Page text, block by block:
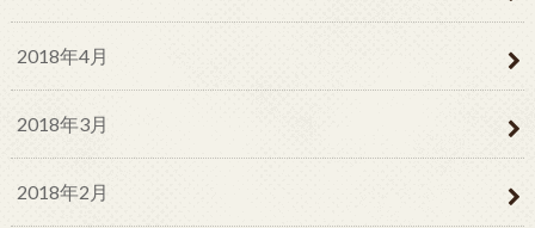
2018年4月
2018年3月
2018年2月